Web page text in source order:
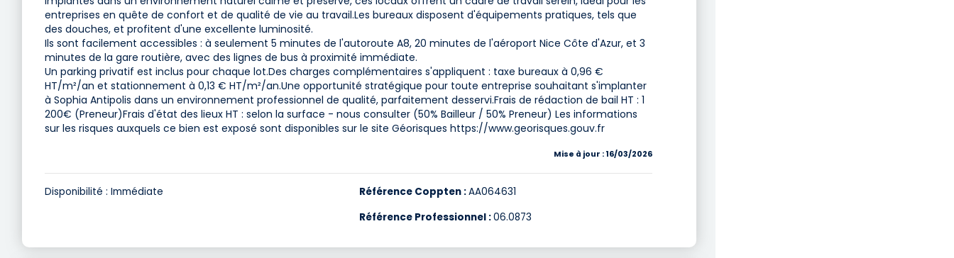
entreprises en quête de confort et de qualité de vie au travail.Les bureaux disposent d'équipements pratiques, tels que
des douches, et profitent d'une excellente luminosité.
Ils sont facilement accessibles : à seulement 5 minutes de l'autoroute A8, 20 minutes de l'aéroport Nice Côte d'Azur, et 3
minutes de la gare routière, avec des lignes de bus à proximité immédiate.
Un parking privatif est inclus pour chaque lot.Des charges complémentaires s'appliquent : taxe bureaux à 0,96 €
HT/m²/an et stationnement à 0,13 € HT/m²/an.Une opportunité stratégique pour toute entreprise souhaitant s'implanter
à Sophia Antipolis dans un environnement professionnel de qualité, parfaitement desservi.Frais de rédaction de bail HT : 1
200€ (Preneur)Frais d'état des lieux HT : selon la surface - nous consulter (50% Bailleur / 50% Preneur) Les informations
sur les risques auxquels ce bien est exposé sont disponibles sur le site Géorisques https://www.georisques.gouv.fr
Mise à jour : 16/03/2026
Disponibilité : Immédiate Référence Coppten :AA064631
Référence Professionnel :06.0873